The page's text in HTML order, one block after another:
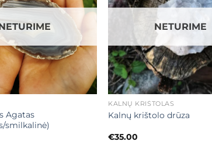
Agatas
smilkalinė)
+
NETURIME
KALNŲ KRIŠTOLAS
Kalnų krištolo drūza
€35.00